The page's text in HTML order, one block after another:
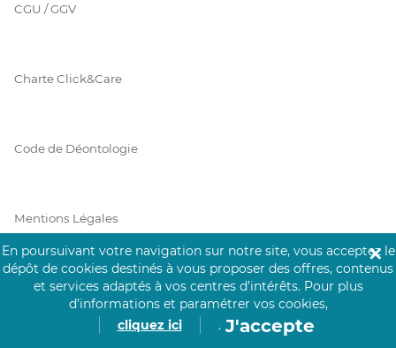
CGU / GGV
Charte Click&Care
Code de Déontologie
Mentions Légales
Prérequis Click&Care
En poursuivant votre navigation sur notre site, vous acceptez le
dépôt de cookies destinés à vous proposer des offres, contenus
et services adaptés à vos centres d’intérêts. Pour plus
d’informations et paramétrer vos cookies,
cliquez ici
. J'accepte
✕